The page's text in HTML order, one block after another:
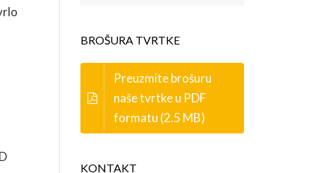
BROŠURA TVRTKE
Preuzmite brošuru
naše tvrtke u PDF
formatu (2.5 MB)
KONTAKT